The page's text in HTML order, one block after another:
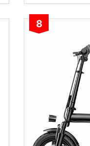
8